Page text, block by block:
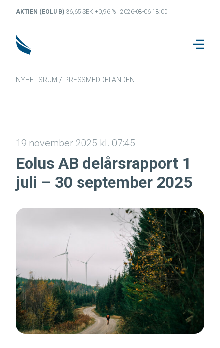
AKTIEN (EOLU B) 36,65 SEK +0,96 % | 2026-08-06 18:00
NYHETSRUM / PRESSMEDDELANDEN
19 november 2025 kl. 07:45
Eolus AB delårsrapport 1
juli – 30 september 2025